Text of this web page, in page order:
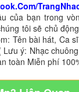
của bạn trong
tôi sẽ chủ
Tên bài hát, Ca
ý: Nhạc
toàn Miễn phí